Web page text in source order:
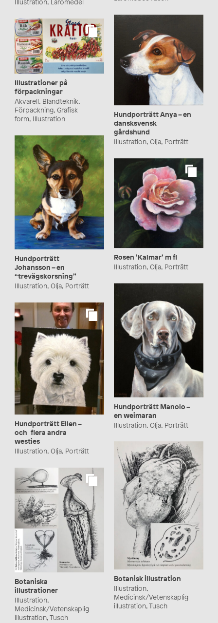
Hundporträtt Anya – en
dansksvensk
gårdshund
Illustration, Olja, Porträtt
Illustrationer på
förpackningar
Akvarell, Blandteknik,
Förpackning, Grafisk
form, Illustration
Hundporträtt
Johansson – en
“trevägskorsning”
Illustration, Olja, Porträtt
Rosen ’Kalmar’ m fl
Illustration, Olja, Porträtt
Hundporträtt Manolo –
en weimaran
Illustration, Olja, Porträtt
Hundporträtt Ellen –
och flera andra
westies
Illustration, Olja, Porträtt
Botanisk illustration
Illustration,
Medicinsk/Vetenskaplig
illustration, Tusch
Botaniska
illustrationer
Illustration,
Medicinsk/Vetenskaplig
illustration, Tusch